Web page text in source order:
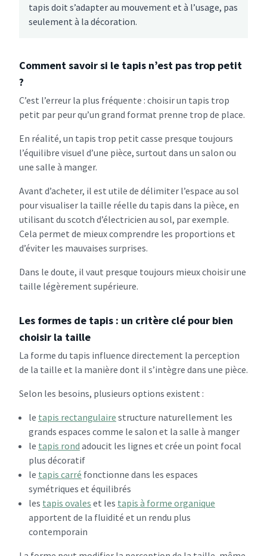
tapis doit s’adapter au mouvement et à l’usage, pas
seulement à la décoration.
Comment savoir si le tapis n’est pas trop petit
?
C’est l’erreur la plus fréquente : choisir un tapis trop
petit par peur qu’un grand format prenne trop de place.
En réalité, un tapis trop petit casse presque toujours
l’équilibre visuel d’une pièce, surtout dans un salon ou
une salle à manger.
Avant d’acheter, il est utile de délimiter l’espace au sol
pour visualiser la taille réelle du tapis dans la pièce, en
utilisant du scotch d’électricien au sol, par exemple.
Cela permet de mieux comprendre les proportions et
d’éviter les mauvaises surprises.
Dans le doute, il vaut presque toujours mieux choisir une
taille légèrement supérieure.
Les formes de tapis : un critère clé pour bien
choisir la taille
La forme du tapis influence directement la perception
de la taille et la manière dont il s’intègre dans une pièce.
Selon les besoins, plusieurs options existent :
le tapis rectangulaire structure naturellement les
grands espaces comme le salon et la salle à manger
le tapis rond adoucit les lignes et crée un point focal
plus décoratif
le tapis carré fonctionne dans les espaces
symétriques et équilibrés
les tapis ovales et les tapis à forme organique
apportent de la fluidité et un rendu plus
contemporain